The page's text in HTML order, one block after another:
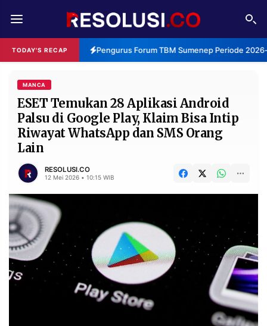
TODAY'S RECAP Pengurus Forum TBM Sumenep Periode
REDAKSI TENTANG
RESOLUSI IKLAN
RUBRIKASI
EDITORIAL AKSARA
DAERAH NASIONAL
MANCA
INFORMASI
PRIVACY
POLICY
BERITA
WARGA
KIRIM
TULISAN
MANCA
ESET Temukan 28 Aplikasi Android
Palsu di Google Play, Klaim Bisa Intip
Riwayat WhatsApp dan SMS Orang
Lain
RESOLUSI.CO
12 Mei 2026 • 10:15 WIB